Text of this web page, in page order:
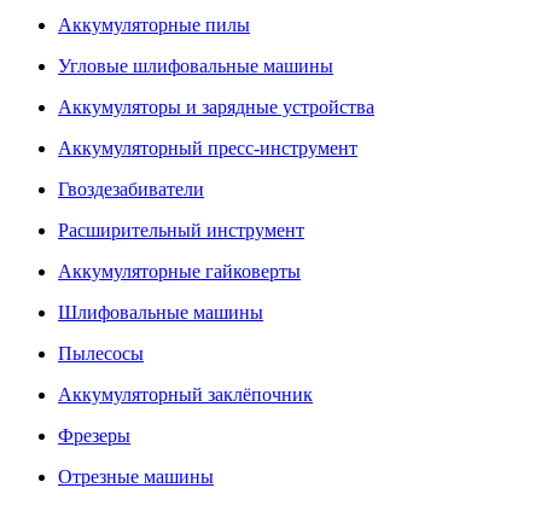
Аккумуляторные пилы
Угловые шлифовальные машины
Аккумуляторы и зарядные устройства
Аккумуляторный пресс-инструмент
Гвоздезабиватели
Расширительный инструмент
Аккумуляторные гайковерты
Шлифовальные машины
Пылесосы
Аккумуляторный заклёпочник
Фрезеры
Отрезные машины